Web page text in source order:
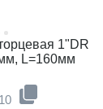
1"DR
L=160мм